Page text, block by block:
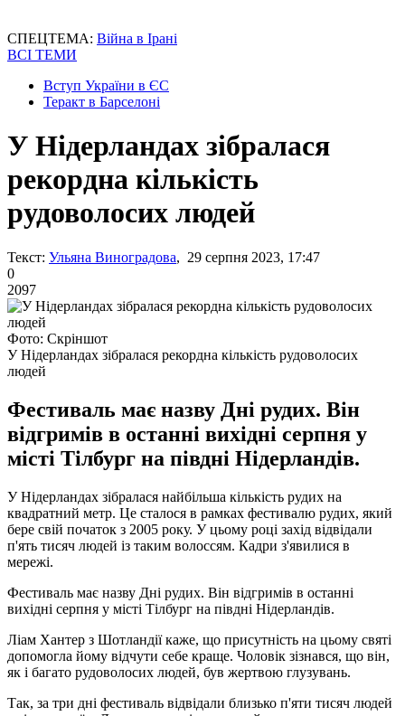
СПЕЦТЕМА: Війна в Ірані
ВСІ ТЕМИ
Вступ України в ЄС
Теракт в Барселоні
У Нідерландах зібралася
рекордна кількість
рудоволосих людей
Текст: Ульяна Виноградова, 29 серпня 2023, 17:47
0
2097
Фото: Скріншот
У Нідерландах зібралася рекордна кількість рудоволосих
людей
Фестиваль має назву Дні рудих. Він
відгримів в останні вихідні серпня у
місті Тілбург на півдні Нідерландів.
У Нідерландах зібралася найбільша кількість рудих на
квадратний метр. Це сталося в рамках фестивалю рудих, який
бере свій початок з 2005 року. У цьому році захід відвідали
п'ять тисяч людей із таким волоссям. Кадри з'явилися в
мережі.
Фестиваль має назву Дні рудих. Він відгримів в останні
вихідні серпня у місті Тілбург на півдні Нідерландів.
Ліам Хантер з Шотландії каже, що присутність на цьому святі
допомогла йому відчути себе краще. Чоловік зізнався, що він,
як і багато рудоволосих людей, був жертвою глузувань.
Так, за три дні фестиваль відвідали близько п'яти тисяч людей